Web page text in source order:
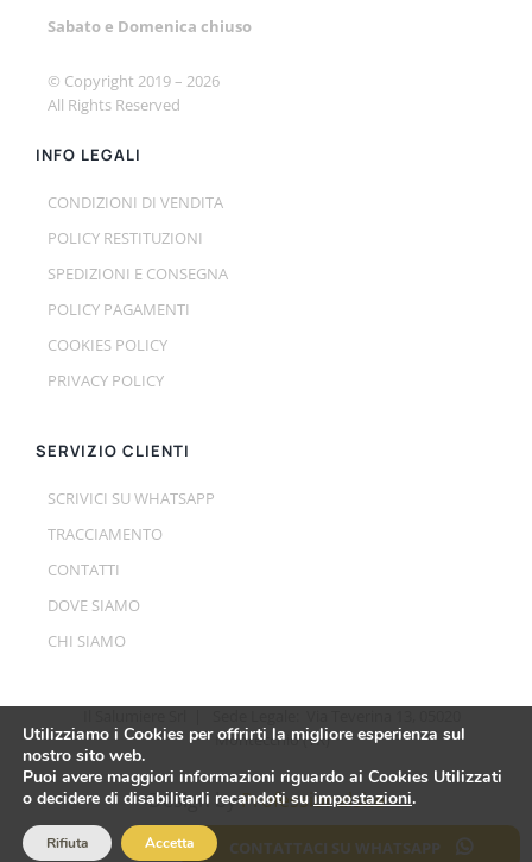
Sabato e Domenica chiuso
© Copyright 2019 – 2026
All Rights Reserved
INFO LEGALI
CONDIZIONI DI VENDITA
POLICY RESTITUZIONI
SPEDIZIONI E CONSEGNA
POLICY PAGAMENTI
COOKIES POLICY
PRIVACY POLICY
SERVIZIO CLIENTI
SCRIVICI SU WHATSAPP
TRACCIAMENTO
CONTATTI
DOVE SIAMO
CHI SIAMO
Montecchio (TR)
Design byProfessionalsite
CONTATTACI SU WHATSAPP
Utilizziamo i Cookies per offrirti la migliore esperienza sul
nostro sito web.
Puoi avere maggiori informazioni riguardo ai Cookies Utilizzati
o decidere di disabilitarli recandoti su impostazioni.
Accetta
Rifiuta